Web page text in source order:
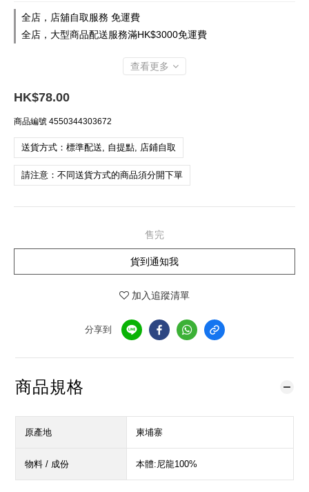
全店，店舖自取服務 免運費
全店，大型商品配送服務滿HK$3000免運費
查看更多
HK$78.00
商品編號 4550344303672
送貨方式：標準配送, 自提點, 店鋪自取
請注意：不同送貨方式的商品須分開下單
售完
貨到通知我
加入追蹤清單
分享到
商品規格
原產地 柬埔寨
物料 / 成份 本體:尼龍100%